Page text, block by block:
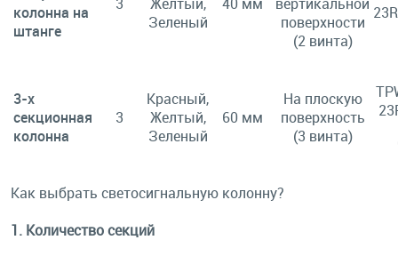
колонна на
штанге
Зеленый
поверхности
(2 винта)
3-х
секционная
колонна
3
Красный,
Желтый,
Зеленый
60 мм
На плоскую
поверхность
(3 винта)
Как выбрать светосигнальную колонну?
1. Количество секций